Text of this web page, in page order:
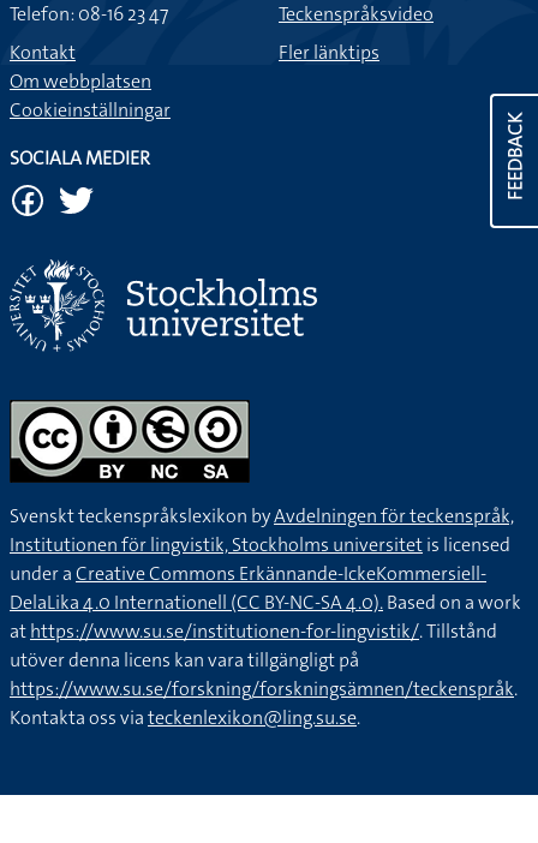
FEEDBACK
Telefon: 08-16 23 47
Kontakt
Om webbplatsen
Cookieinställningar
Teckenspråksvideo
Fler länktips
SOCIALA MEDIER
Svenskt teckenspråkslexikon byAvdelningen för teckenspråk,
Institutionen för lingvistik, Stockholms universitetis licensed
under aCreative Commons Erkännande-IckeKommersiell-
DelaLika 4.0 Internationell (CC BY-NC-SA 4.0).Based on a work
athttps://www.su.se/institutionen-for-lingvistik/. Tillstånd
utöver denna licens kan vara tillgängligt på
https://www.su.se/forskning/forskningsämnen/teckenspråk.
Kontakta oss viateckenlexikon@ling.su.se.